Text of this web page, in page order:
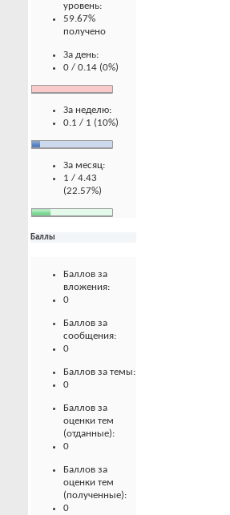
уровень:
59.67%
получено
За день:
0 / 0.14 (0%)
За неделю:
0.1 / 1 (10%)
За месяц:
1 / 4.43
(22.57%)
Баллы
Баллов за
вложения:
0
Баллов за
сообщения:
0
Баллов за темы:
0
Баллов за
оценки тем
(отданные):
0
Баллов за
оценки тем
(полученные):
0